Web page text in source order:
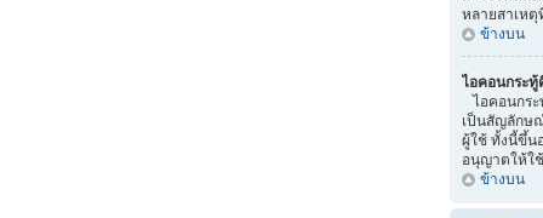
หลายสาเห
ข้างบน
ไอคอนกระทู้
ไอคอนกระ
เป็นสัญลักษ
ผู้ใช้ ทั้งนี้ขึ้น
อนุญาตให้ใ
ข้างบน